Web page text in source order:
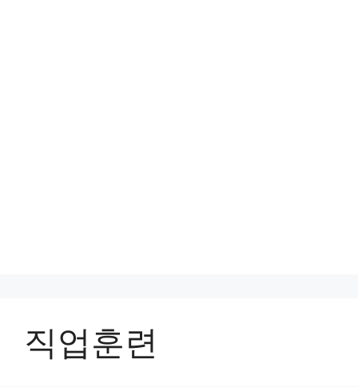
직업훈련